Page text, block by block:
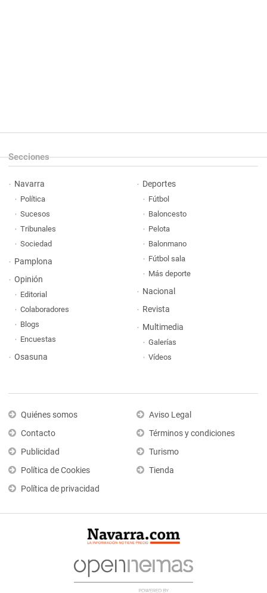
Secciones
Navarra
Política
Sucesos
Tribunales
Sociedad
Pamplona
Opinión
Editorial
Colaboradores
Blogs
Encuestas
Osasuna
Deportes
Fútbol
Baloncesto
Pelota
Balonmano
Fútbol sala
Más deporte
Nacional
Revista
Multimedia
Galerías
Vídeos
Quiénes somos
Contacto
Publicidad
Política de Cookies
Política de privacidad
Aviso Legal
Términos y condiciones
Turismo
Tienda